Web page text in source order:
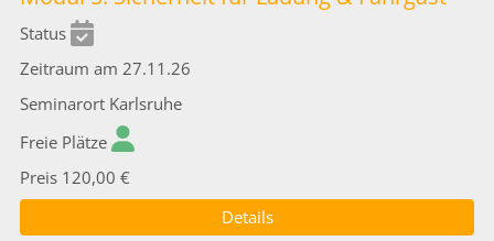
Status
Zeitraum am 27.11.26
Seminarort Karlsruhe
Freie Plätze
Preis 120,00 €
Details